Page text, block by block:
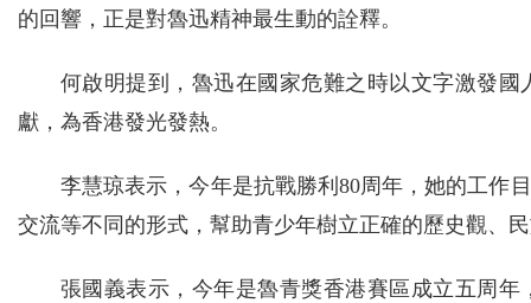
的回響，正是對魯迅精神最生動的詮釋。
何啟明提到，魯迅在國家危難之時以文字激發
獻，為香港發光發熱。
李慧琼表示，今年是抗戰勝利80周年，她的工作
交流等不同的形式，幫助青少年樹立正確的歷史觀、
張國義表示，今年是魯青獎香港賽區成立五周